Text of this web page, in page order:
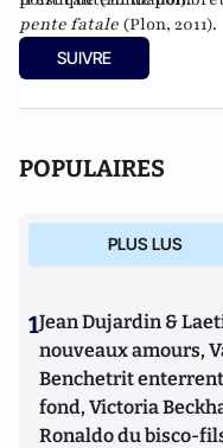
pente fatale (Plon, 2011).
SUIVRE
POPULAIRES
PLUS LUS
1Jean Dujardin &
nouveaux amours,
Benchetrit
fond, Victoria
Ronaldo du bisco-